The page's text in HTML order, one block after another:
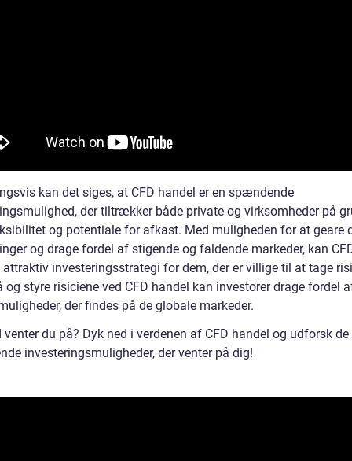
kan det siges, at CFD handel er en spændende
der tiltrækker både private og virksomheder på
og potentiale for afkast. Med muligheden for at geare
og drage fordel af stigende og faldende markeder, kan
investeringsstrategi for dem, der er villige til at tage
og styre risiciene ved CFD handel kan investorer drage fordel
der findes på de globale markeder.
venter du på? Dyk ned i verdenen af CFD handel og udforsk
investeringsmuligheder, der venter på dig!